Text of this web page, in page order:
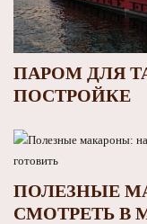
ПАРОМ ДЛЯ
ПОСТРОЙКЕ
ПОЛЕЗНЫЕ
СМОТРЕТЬ В